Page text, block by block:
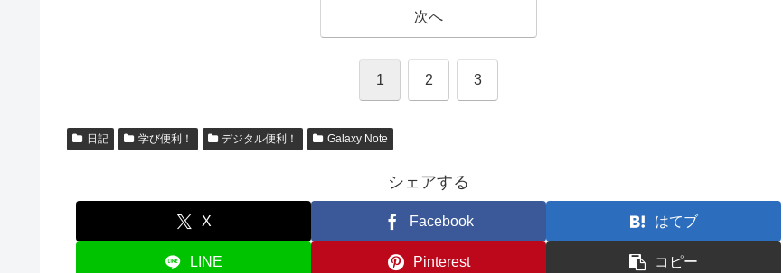
次へ
1 2 3
日記 学び便利！ デジタル便利！ Galaxy Note
シェアする
X Facebook はてブ
LINE Pinterest コピー